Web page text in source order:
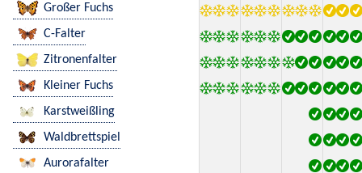
Großer Fuchs
C-Falter
Zitronenfalter
Kleiner Fuchs
Karstweißling
Waldbrettspiel
Aurorafalter